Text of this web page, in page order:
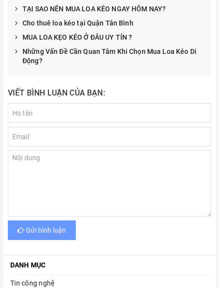
TẠI SAO NÊN MUA LOA KÉO NGAY HÔM NAY?
Cho thuê loa kéo tại Quận Tân Bình
MUA LOA KẸO KÉO Ở ĐÂU UY TÍN ?
Những Vấn Đề Cần Quan Tâm Khi Chọn Mua Loa Kéo Di
Động?
VIẾT BÌNH LUẬN CỦA BẠN:
Gửi bình luận
DANH MỤC
Tin công nghệ